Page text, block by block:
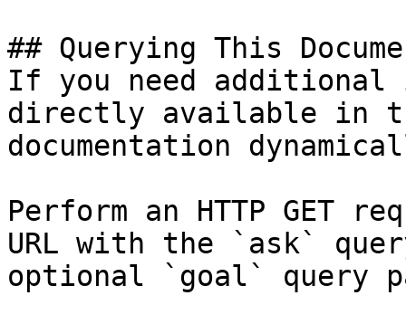
## Querying This
If you need
directly available in
documentation
Perform an HTTP GET
URL with the `ask`
optional `goal` query